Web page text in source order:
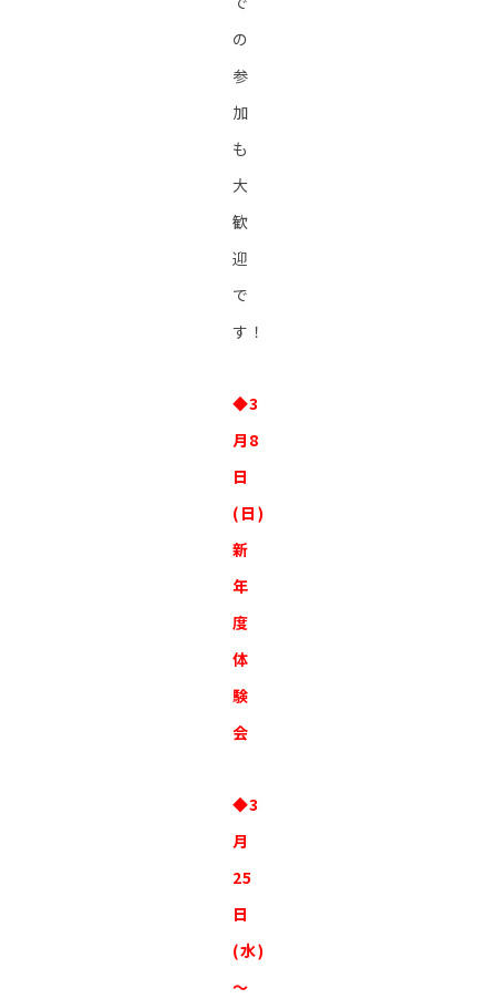
の
参
加
も
大
歓
迎
で
す！
◆3
月8
日
(日)
新
年
度
体
験
会
◆3
月
25
日
(水)
～